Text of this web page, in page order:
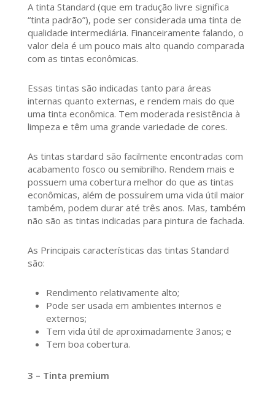
A tinta Standard (que em tradução livre significa
“tinta padrão”), pode ser considerada uma tinta de
qualidade intermediária. Financeiramente falando, o
valor dela é um pouco mais alto quando comparada
com as tintas econômicas.
Essas tintas são indicadas tanto para áreas
internas quanto externas, e rendem mais do que
uma tinta econômica. Tem moderada resistência à
limpeza e têm uma grande variedade de cores.
As tintas stardard são facilmente encontradas com
acabamento fosco ou semibrilho. Rendem mais e
possuem uma cobertura melhor do que as tintas
econômicas, além de possuírem uma vida útil maior
também, podem durar até três anos. Mas, também
não são as tintas indicadas para pintura de fachada.
As Principais características das tintas Standard
são:
Rendimento relativamente alto;
Pode ser usada em ambientes internos e
externos;
Tem vida útil de aproximadamente 3anos; e
Tem boa cobertura.
3 – Tinta premium